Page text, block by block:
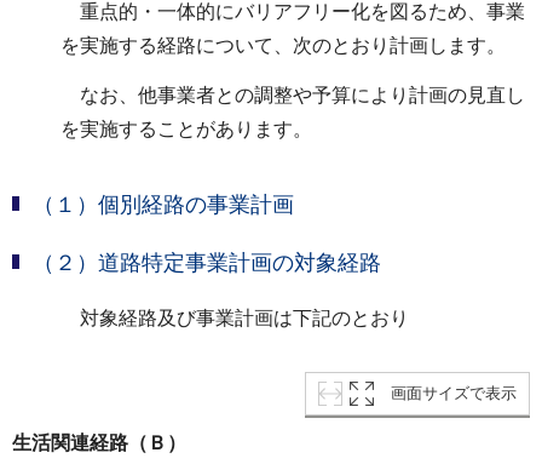
重点的・一体的にバリアフリー化を図るため、事業
を実施する経路について、次のとおり計画します。
なお、他事業者との調整や予算により計画の見直し
を実施することがあります。
（１）個別経路の事業計画
（２）道路特定事業計画の対象経路
対象経路及び事業計画は下記のとおり
画面サイズで表示
生活関連経路（Ｂ）